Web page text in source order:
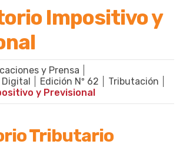
Impositivo y
y Prensa
Edición Nº 62
Tributación
y Previsional
Tributario